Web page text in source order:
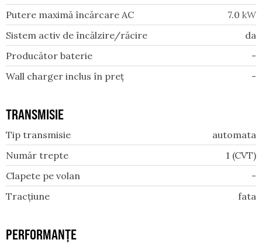
Putere maximă încărcare AC 7.0 kW
Sistem activ de încălzire/răcire
da
Producător baterie
-
Wall charger inclus în preț
-
TRANSMISIE
Tip transmisie
automata
Număr trepte
1 (CVT)
Clapete pe volan
-
Tracțiune
fata
PERFORMANȚE